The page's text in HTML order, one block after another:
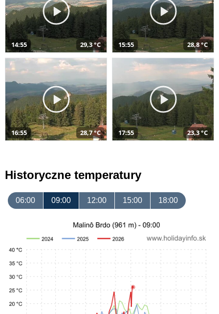
14:55 29,3 °C 15:55 28,8 °C
16:55 28,7 °C 17:55 23,3 °C
Historyczne temperatury
06:00 09:00 12:00 15:00 18:00